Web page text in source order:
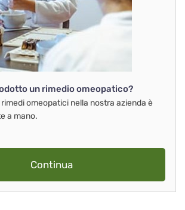
un rimedio omeopatico?
omeopatici nella nostra azienda è
a mano.
Continua